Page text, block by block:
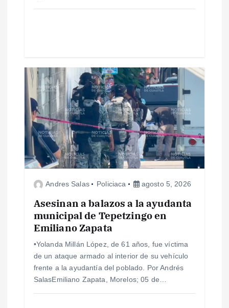
s
Andres Salas Policiaca agosto 5, 2026
Asesinan a balazos a la ayudanta
municipal de Tepetzingo en
Emiliano Zapata
•Yolanda Millán López, de 61 años, fue víctima
de un ataque armado al interior de su vehículo
frente a la ayudantía del poblado. Por Andrés
SalasEmiliano Zapata, Morelos; 05 de…